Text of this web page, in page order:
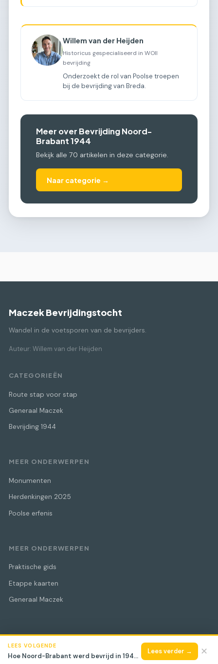
Willem van der Heijden
Historicus gespecialiseerd in WOII
bevrijding
Onderzoekt de rol van Poolse troepen
bij de bevrijding van Breda.
Meer over Bevrijding Noord-
Brabant 1944
Bekijk alle 70 artikelen in deze categorie.
Naar categorie →
Maczek Bevrijdingstocht
Wandel in de voetsporen van de bevrijders.
Auteur: Willem van der Heijden
CATEGORIEËN
Route stap voor stap
Generaal Maczek
Bevrijding 1944
MEER ONDERWERPEN
Monumenten
Herdenkingen 2025
Poolse erfenis
MEER ONDERWERPEN
Praktische gids
Etappe kaarten
Generaal Maczek
© 2026 Maczek Bevrijdingstocht Alle rechten voorbehouden.
LEES VOLGENDE
Hoe Noord-Brabant werd bevrijd in 1944: de grote lijn
Lees verder → ✕